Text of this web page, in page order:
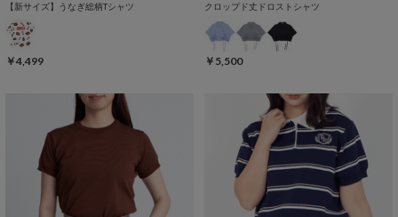
【新サイズ】うなぎ総柄Tシャツ
￥4,499
クロップド丈ドロストシャツ
￥5,500